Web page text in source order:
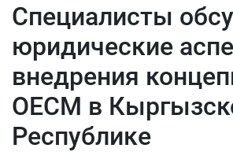
Специалисты
юридические
внедрения
ОЕСМ в
Республике